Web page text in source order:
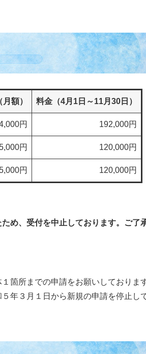
額） 料金（4月1日～11月30日）
円 192,000円
円 120,000円
円 120,000円
め、受付を中止しております。ご了
箇所までの申請をお願いしておりま
年３月１日から新規の申請を停止し